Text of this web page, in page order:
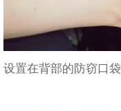
设置在背部的防窃口袋